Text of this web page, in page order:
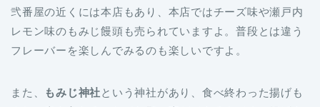
レモン味のもみじ饅頭も売られていますよ。普段とは違う
フレーバーを楽しんでみるのも楽しいですよ。
みじの串を入れることでお願い事ができるんです。揚げも